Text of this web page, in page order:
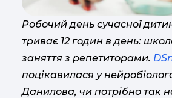
Робочий день сучасної
триває 12 годин в день:
заняття з репетиторами.
поцікавилася у
Данилова, чи потрібно так